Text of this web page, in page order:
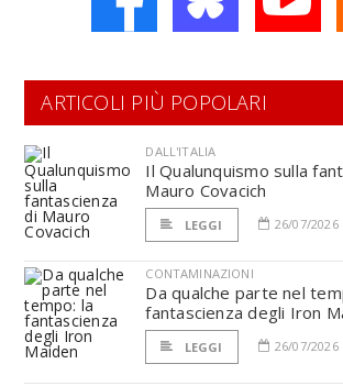
ARTICOLI PIÙ POPOLARI
DALL'ITALIA
Il Qualunquismo sulla
Mauro Covacich
LEGGI 26/07/2026
CONTAMINAZIONI
Da qualche parte nel
fantascienza degli Iron
LEGGI 26/07/2026